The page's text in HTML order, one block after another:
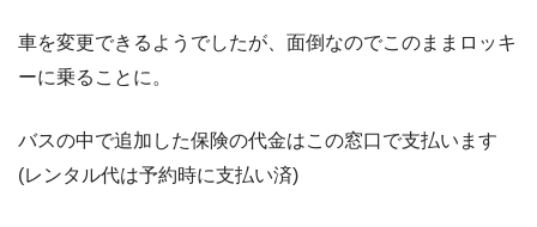
車を変更できるようでしたが、面倒なのでこのままロッキ
ーに乗ることに。
バスの中で追加した保険の代金はこの窓口で支払います
(レンタル代は予約時に支払い済)